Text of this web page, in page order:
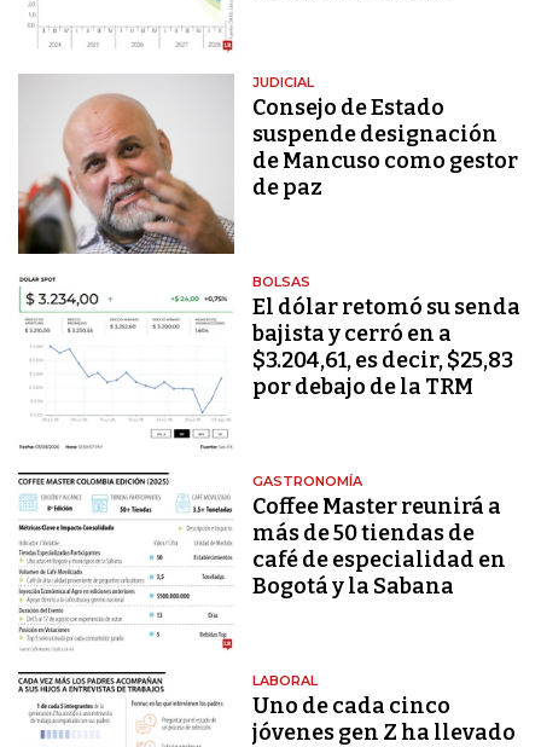
JUDICIAL
Consejo de Estado
suspende designación
de Mancuso como gestor
de paz
BOLSAS
El dólar retomó su senda
bajista y cerró en a
$3.204,61, es decir, $25,83
por debajo de la TRM
GASTRONOMÍA
Coffee Master reunirá a
más de 50 tiendas de
café de especialidad en
Bogotá y la Sabana
LABORAL
Uno de cada cinco
jóvenes gen Z ha llevado